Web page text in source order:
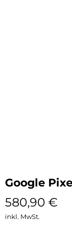
Google
580,90 €
inkl. MwSt.